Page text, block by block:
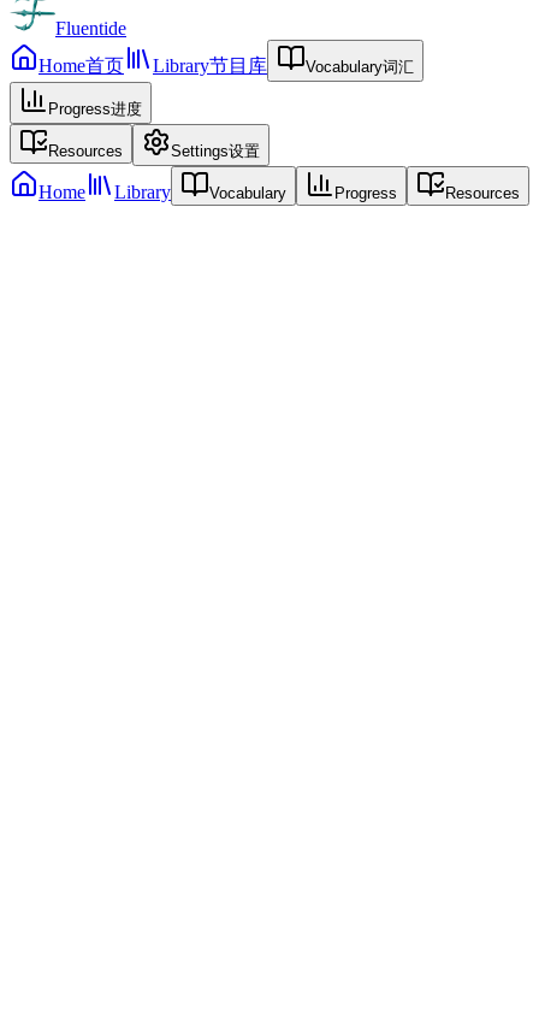
Fluentide
Home首页 Library节目库 Vocabulary词汇
Progress进度
Resources Settings设置
Home Library Vocabulary Progress Resources